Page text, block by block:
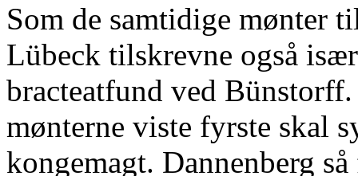
Som de samtidige mønter
Lübeck tilskrevne også
bracteatfund ved
mønterne viste fyrste skal
kongemagt. Dannenberg